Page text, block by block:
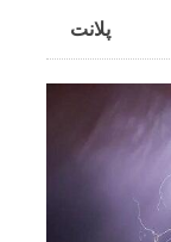
پلانت